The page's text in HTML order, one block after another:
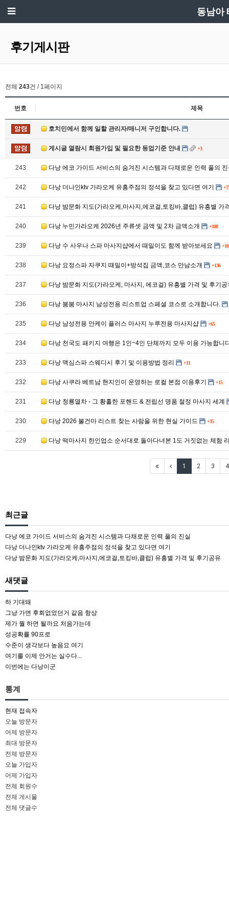
동남아
후기게시판
전체 243건 / 1페이지
번호 제목
호치민에서 함께 일할 관리자/매니저 구인합니다.
게시글 열람시 회원가입 및 필요한 등업기준 안내 +3
243 다낭 에코 가이드 서비스의 숨겨진 시스템과 다채로운 인력 풀의
242 다낭 더나인ktv 가라오케 유흥주점의 정석을 찾고 있다면 여기
241 다낭 밤문화 지도(가라오케,마사지,에코걸,토킹바,클럽) 유흥별 가
240 다낭 누민가라오케 2026년 주류셋 금액 및 2차 금액소개 +108
239 다낭 수 사우나 스파 마사지샵에서 때밀이도 함께 받아보세요
238 다낭 요정스파 자쿠지 때밀이+방석집 금액,코스 만남소개 +136
237 다낭 밤문화 지도(가라오케, 마사지, 에코걸) 유흥별 가격 및 후기
236 다낭 붐붐 마사지 남성전용 리스트업 스페셜 코스로 소개합니다.
235 다낭 남성전용 안케이 플러스 마사지 누루전용 마사지샵 +65
234 다낭 천국도 패키지 여행은 1인~4인 단체까지 모두 이용 가능합니
233 다낭 맥심스파 스웨디시 후기 및 이용방법 정리 +11
232 다낭 사쿠라 베트남 현지인이 운영하는 로컬 본점 이용후기 +15
231 다낭 청룡열차 - 그 황홀한 포핸드 & 전립선 명품 절정 마사지 세계
230 다낭 2026 불건마 리스트 찾는 사람을 위한 현실 가이드 +35
229 다낭 떡마사지 한인업소 순서대로 돌아다녀본 1도 거짓없는 체험
1 2 3 4
최근글
다낭 에코 가이드 서비스의 숨겨진 시스템과 다채로운 인력 풀의 진실
다낭 더나인ktv 가라오케 유흥주점의 정석을 찾고 있다면 여기
다낭 밤문화 지도(가라오케,마사지,에코걸,토킹바,클럽) 유흥별 가격 및 후기공유
새댓글
하 기대돼
그냥 가면 후회없었던거 같음 항상
제가 뭘 하면 될까요 처음가는데
성공확률 90프로
수준이 생각보다 높음요 여기
여기를 이제 안거는 실수다...
이번에는 다낭이군
통계
현재 접속자
오늘 방문자
어제 방문자
최대 방문자
전체 방문자
오늘 가입자
어제 가입자
전체 회원수
전체 게시물
전체 댓글수